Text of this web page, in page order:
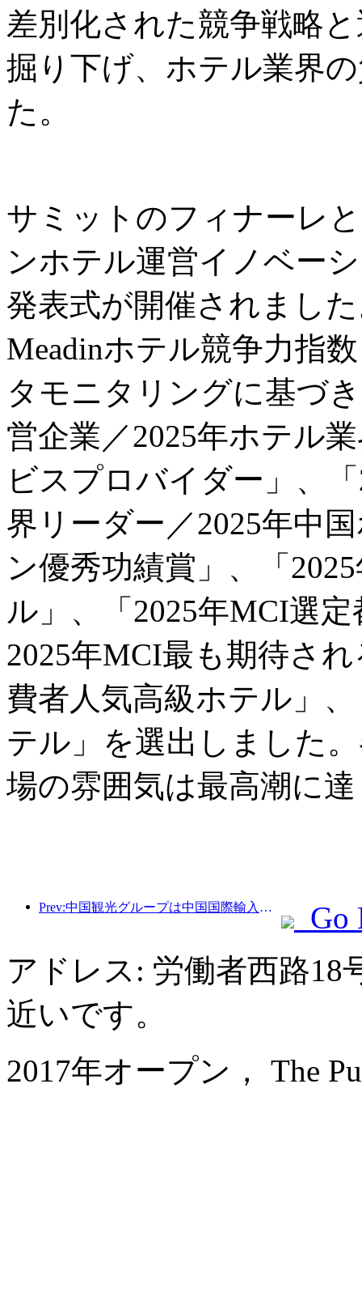
差別化された競争戦略
掘り下げ、ホテル業界
た。
サミットのフィナーレ
ンホテル運営イノベー
発表式が開催されまし
Meadinホテル競争力指
タモニタリングに基づ
営企業／2025年ホテル
ビスプロバイダー」、
界リーダー／2025年中
ン優秀功績賞」、「
ル」、「2025年MCI選
2025年MCI最も期待さ
費者人気高級ホテル」
テル」を選出しました
場の雰囲気は最高潮に
Prev:中国観光グループは中国国際輸入博覧会に8年連続で参加し、総額10億米ドルを超える契約を締結しています。
Go
アドレス: 労働者西路18
近いです。
2017年オープン， The